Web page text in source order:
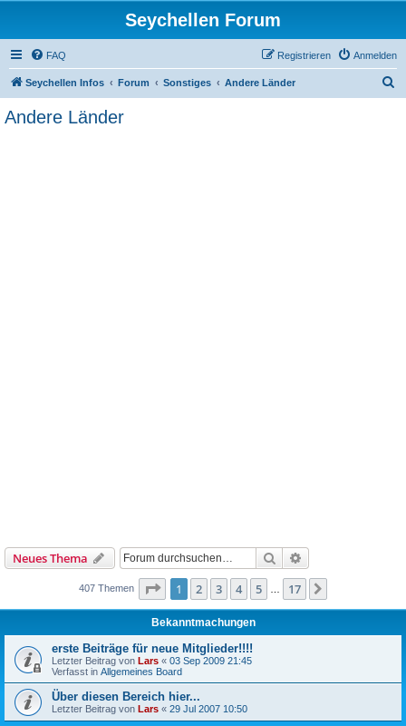
Seychellen Forum
FAQ Anmelden
Registrieren
Seychellen Infos Forum Sonstiges Andere Länder
Andere Länder
Neues Thema Suche
407 Themen Seite 1von 17
1 2 3 4 5 17
Bekanntmachungen
erste Beiträge für neue Mitglieder!!!!
Letzter Beitrag von Lars « 03 Sep 2009 21:45
Verfasst in Allgemeines Board
Über diesen Bereich hier...
Letzter Beitrag von Lars « 29 Jul 2007 10:50